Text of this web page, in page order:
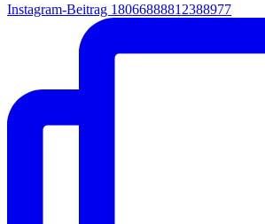
Instagram-Beitrag 18066888812388977